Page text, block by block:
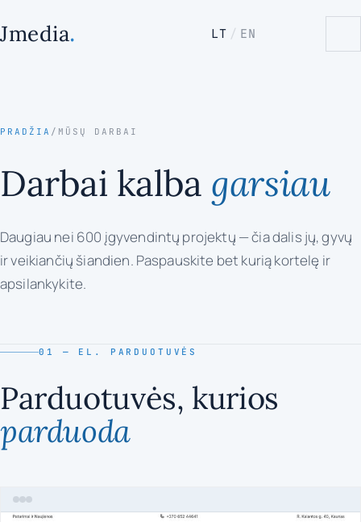
Jmedia. LT / EN
PRADŽIA / MŪSŲ DARBAI
Darbai kalba garsiau
Daugiau nei 600 įgyvendintų projektų — čia dalis jų, gyvų
ir veikiančių šiandien. Paspauskite bet kurią kortelę ir
apsilankykite.
01 — EL. PARDUOTUVĖS
Parduotuvės, kurios
parduoda